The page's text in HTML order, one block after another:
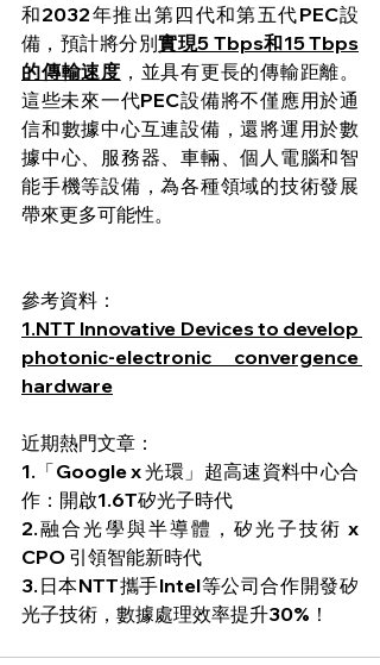
和2032年推出第四代和第五代PEC設
備，預計將分別實現5 Tbps和15 Tbps
的傳輸速度 ，並具有更長的傳輸距離。
這些未來一代PEC設備將不僅應用於通
信和數據中心互連設備，還將運用於數
據中心、服務器、車輛、個人電腦和智
能手機等設備，為各種領域的技術發展
帶來更多可能性。
參考資料：
1.NTT Innovative Devices to develop
photonic-electronic convergence
hardware
近期熱門文章：
1. 「Google x 光環」超高速資料中心合
作：開啟1.6T矽光子時代
2.融合光學與半導體，矽光子技術 x
CPO 引領智能新時代
3. 日本NTT攜手Intel等公司合作開發矽
光子技術，數據處理效率提升30%！